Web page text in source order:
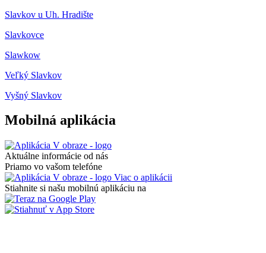
Slavkov u Uh. Hradište
Slavkovce
Slawkow
Veľký Slavkov
Vyšný Slavkov
Mobilná aplikácia
Aktuálne informácie od nás
Priamo vo vašom telefóne
Viac o aplikácii
Stiahnite si našu mobilnú aplikáciu na